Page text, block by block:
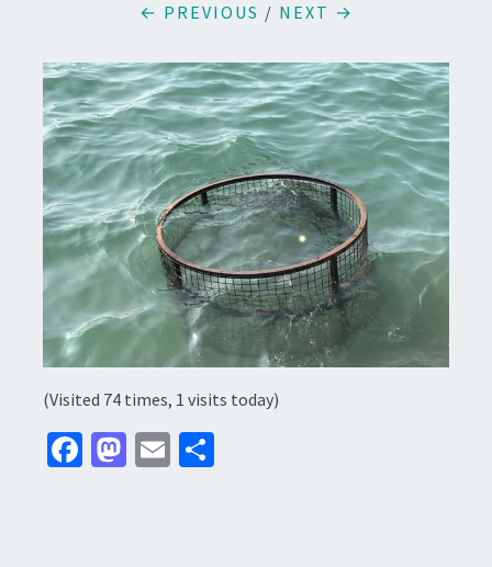
← PREVIOUS / NEXT →
(Visited 74 times, 1 visits today)
Fa M E